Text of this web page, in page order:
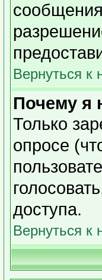
Вернуться к
Почему я
Только
опросе
доступа.
Вернуться к